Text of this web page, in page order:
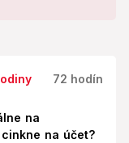
72 hodín
na
na účet?